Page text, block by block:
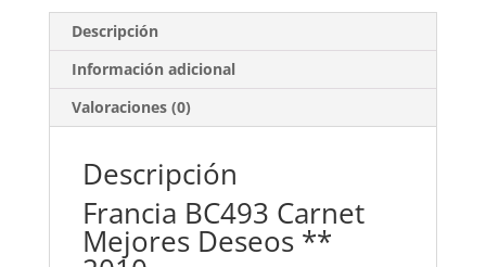
Descripción
Información adicional
Valoraciones (0)
Descripción
Francia BC493 Carnet
Mejores Deseos **